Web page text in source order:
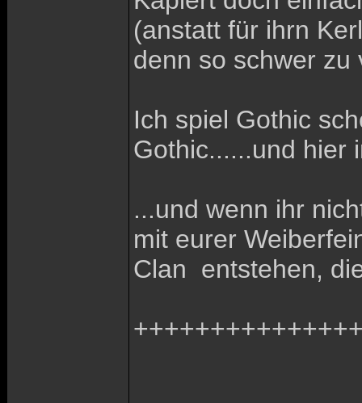
(anstatt für ihrn
denn so schwer zu
Ich spiel Gothic
Gothic......und hier
...und wenn ihr
mit eurer
Clan entstehen,